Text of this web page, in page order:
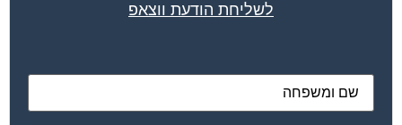
לשליחת הודעת ווצאפ